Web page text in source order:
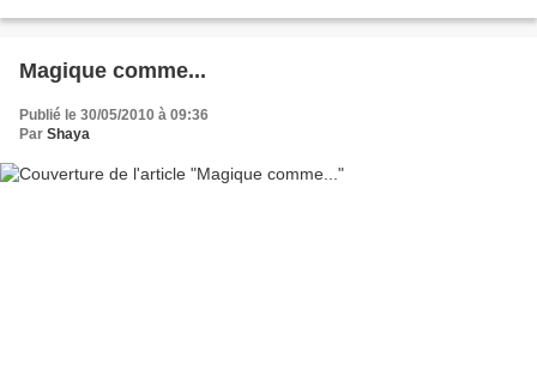
Magique comme...
Publié le 30/05/2010 à 09:36
Par Shaya